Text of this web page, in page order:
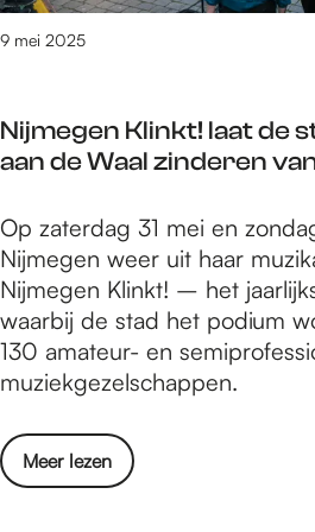
d
E
f
g
o
d
:
H
e
t
t
j
d
e
k
t
R
d
b
o
u
d
E
f
g
Nijmegen Klinkt! laat de
aan de Waal zinderen
9 mei 2025
N
i
j
m
e
g
n
K
Op zaterdag 31 mei en
Nijmegen weer uit haar
Nijmegen Klinkt! – het
waarbij de stad het podium
130 amateur- en
muziekgezelschappen.
Meer lezen
o
v